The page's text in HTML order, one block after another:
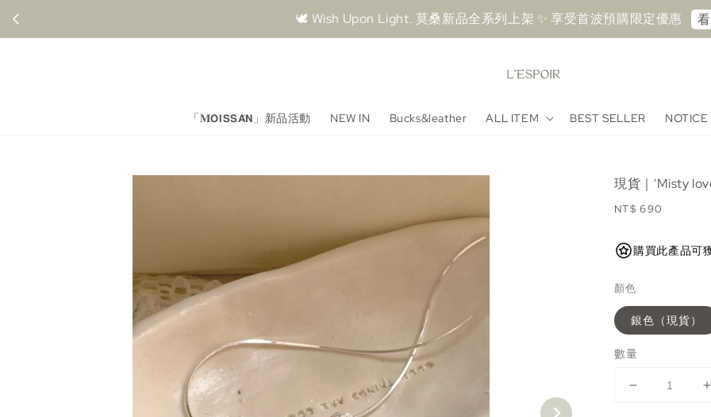
🕊️ Wish Upon Light. 莫桑新品全系列上架 ✨ 享受首波預購限定優惠⁠
「𝐌𝗢𝗜𝗦𝗦𝗔́𝗡」新品活動 NEW IN Bucks&leather ALL ITEM BEST SELLER NOTICE
現貨｜'Misty
Regular
NT$ 690
購買此產品可
顏色
銀色（現貨）
數量